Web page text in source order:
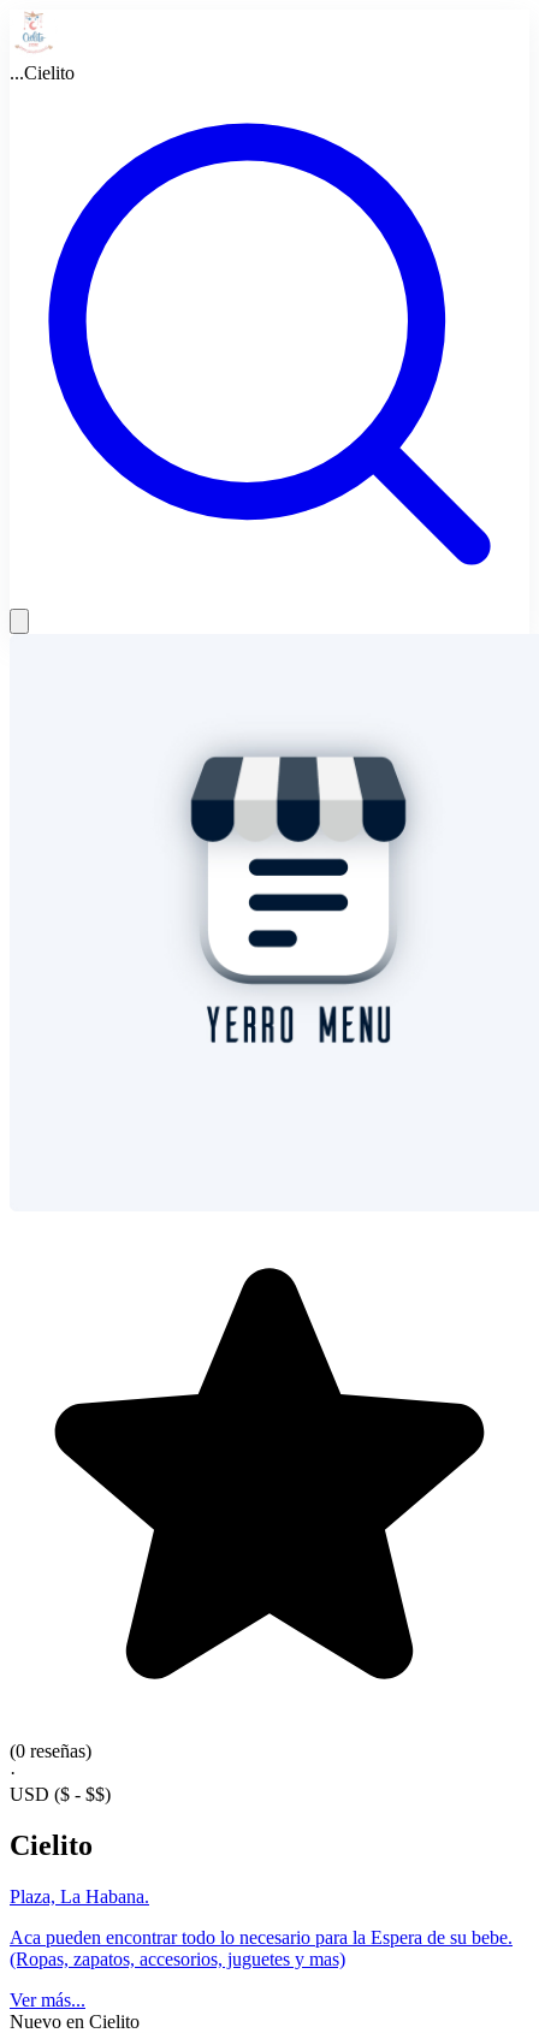
...Cielito
(0 reseñas)
·
USD ($ - $$)
Cielito
Plaza, La Habana.
Aca pueden encontrar todo lo necesario para la Espera de su bebe.
(Ropas, zapatos, accesorios, juguetes y mas)
Ver más...
Nuevo en Cielito